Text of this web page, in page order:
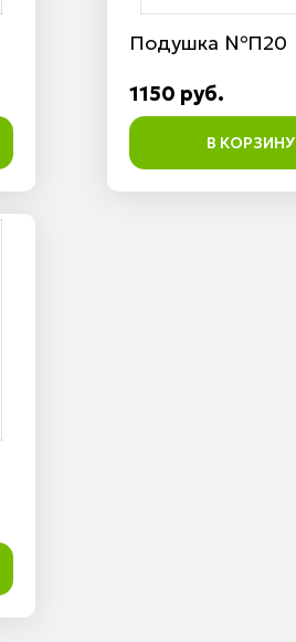
Подушка №П20
1150 руб.
В КОРЗИНУ